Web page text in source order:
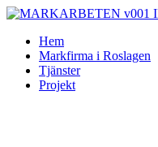
Skip
contentHem
Markfirma i Roslagen
Tjänster
Projekt